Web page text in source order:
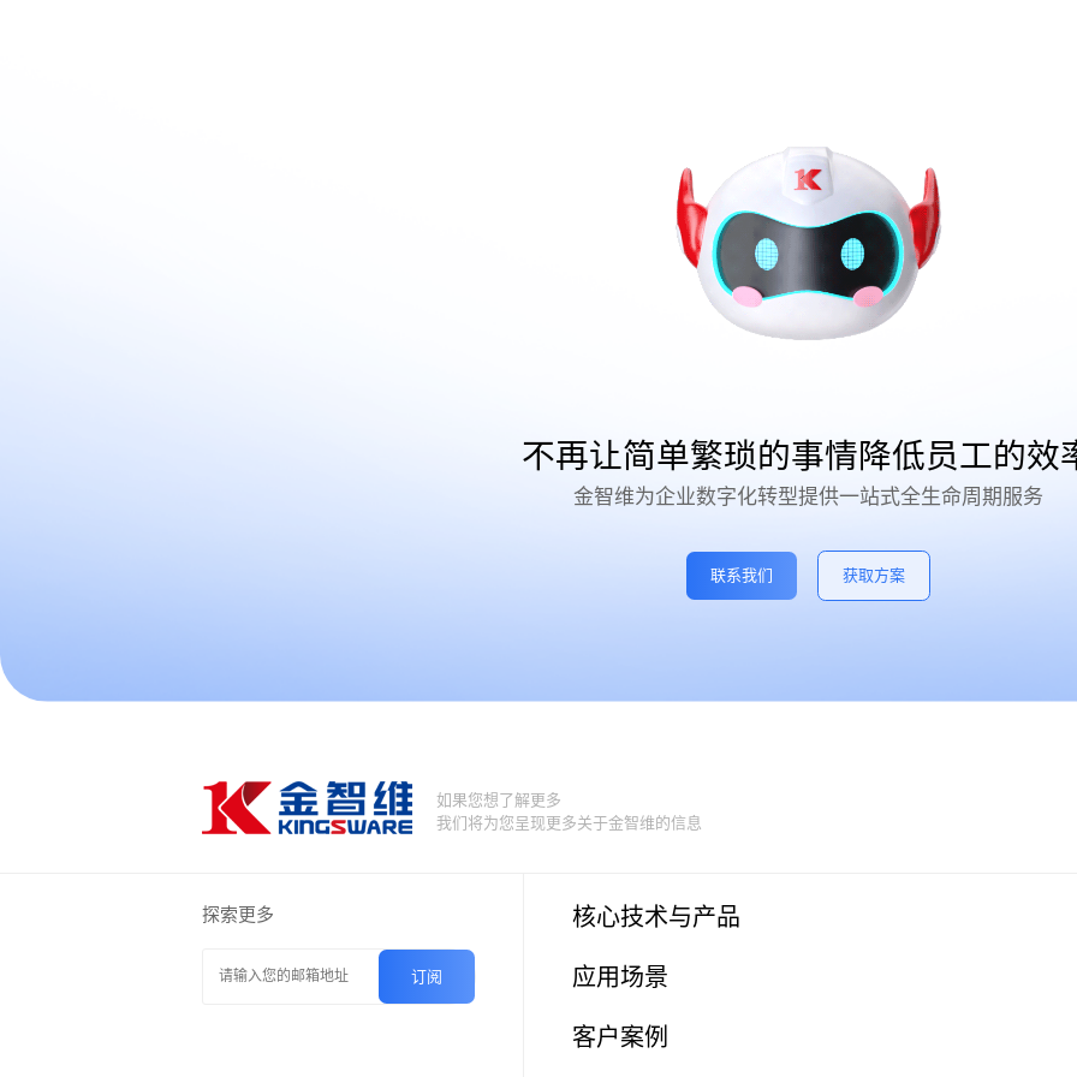
不再让简单繁琐的事情降低员工的效
金智维为企业数字化转型提供一站式全生命周期服务
联系我们 获取方案
如果您想了解更多
我们将为您呈现更多关于金智维的信息
探索更多 核心技术与产品
应用场景
客户案例